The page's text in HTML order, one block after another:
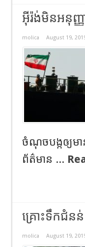
អ៊ីរ៉ង់មិនអនុញ្ញ
molica August 19,
ចំណុចបង្កឲ្យមា
ព័ត៌មាន​ ...
គ្រោះទឹកជំន
molica August 19,